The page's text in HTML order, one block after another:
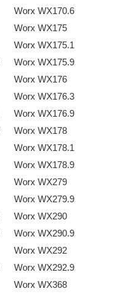
Worx WX170.6
Worx WX175
Worx WX175.1
Worx WX175.9
Worx WX176
Worx WX176.3
Worx WX176.9
Worx WX178
Worx WX178.1
Worx WX178.9
Worx WX279
Worx WX279.9
Worx WX290
Worx WX290.9
Worx WX292
Worx WX292.9
Worx WX368